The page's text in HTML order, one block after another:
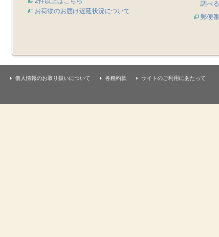
お荷物のお届け遅延状況について
調べる
郵便
個人情報のお取り扱いについて 各種約款 サイトのご利用にあたって